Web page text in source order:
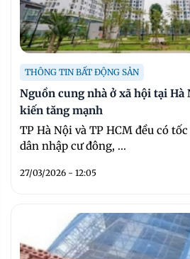
THÔNG TIN BẤT ĐỘNG SẢN
Nguồn cung nhà ở xã hội tại Hà
kiến tăng mạnh
TP Hà Nội và TP HCM đều có
dân nhập cư đông, ...
27/03/2026 - 12:05